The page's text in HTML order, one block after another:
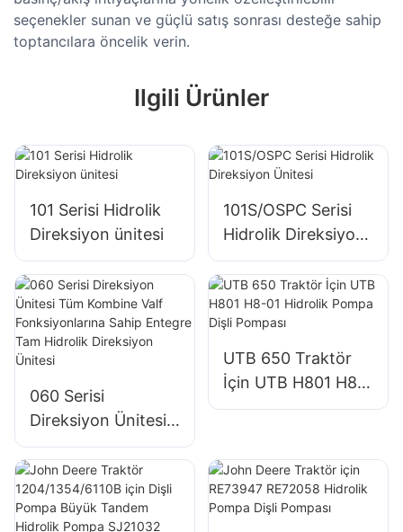
seçenekler sunan ve güçlü satış sonrası desteğe sahip
toptancılara öncelik verin.
Ilgili Ürünler
101 Serisi Hidrolik
Direksiyon ünitesi
101S/OSPC Serisi
Hidrolik Direksiyon
Ünitesi
060 Serisi
Direksiyon Ünitesi
Tüm Kombine Valf
Fonksiyonlarına
Sahip Entegre Tam
Hidrolik Direksiyon
UTB 650 Traktör
İçin UTB H801 H8-
01 Hidrolik Pompa